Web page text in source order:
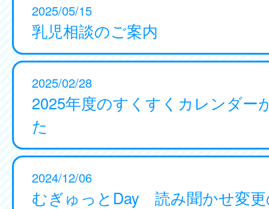
2025/05/15
乳児相談のご案内
2025/02/28
2025年度のすくすくカレンダー
た
2024/12/06
むぎゅっとDay 読み聞かせ変